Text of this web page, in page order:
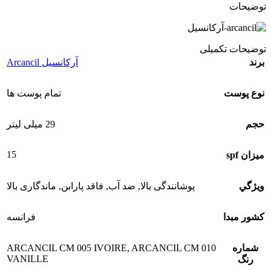
توضیحات
توضیحات تکمیلی
برند
آرکانسیل Arcancil
نوع پوست تمام پوست ها
حجم 29 میلی لیتر
ميزان spf 15
ويژگي پوشانندگی بالا, ضد آب, فاقد پارابن, ماندگاری بالا
کشور مبدا فرانسه
شماره
رنگ
ARCANCIL CM 005 IVOIRE, ARCANCIL CM 010
VANILLE